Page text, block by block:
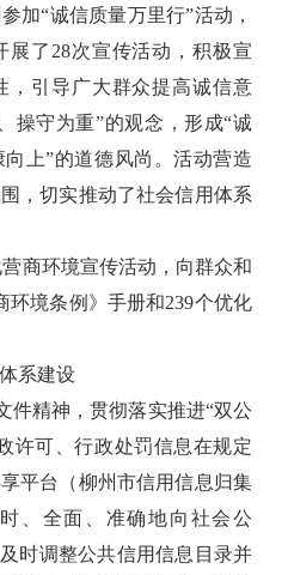
加“诚信质量万里行”活动，
展了 28次宣传活动，积极宣
，引导广大群众提高诚信意
操守为重”的观念，形成“诚
向上”的道德风尚。活动营造
，切实推动了社会信用体系
商环境宣传活动，向群众和
环境条例》手册和239个优化
系建设
件精神，贯彻落实推进“双公
许可、行政处罚信息在规定
平台（柳州市信用信息归集
、全面、准确地向社会公
时调整公共信用信息目录并